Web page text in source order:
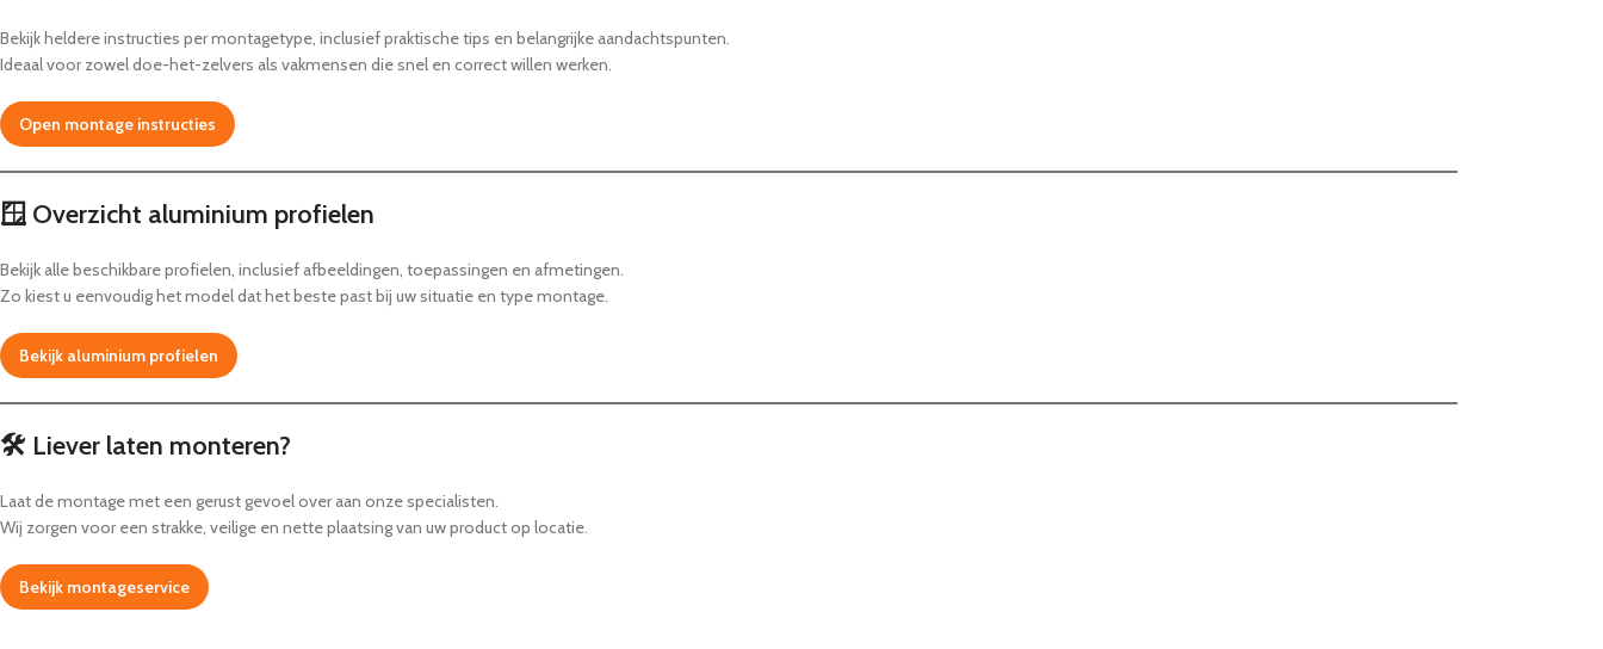
Bekijk heldere instructies per montagetype, inclusief praktische tips en belangrijke aandachtspunten.
Ideaal voor zowel doe-het-zelvers als vakmensen die snel en correct willen werken.
Open montage instructies
🪟 Overzicht aluminium profielen
Bekijk alle beschikbare profielen, inclusief afbeeldingen, toepassingen en afmetingen.
Zo kiest u eenvoudig het model dat het beste past bij uw situatie en type montage.
Bekijk aluminium profielen
🛠️ Liever laten monteren?
Laat de montage met een gerust gevoel over aan onze specialisten.
Wij zorgen voor een strakke, veilige en nette plaatsing van uw product op locatie.
Bekijk montageservice